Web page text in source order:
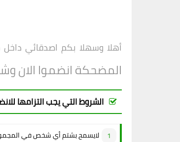
أهلا وسهلا بكم اصدقائي
المضحكة انضموا الان
الشروط التي يجب التزامها
لايسمح بشتم أي شخص في